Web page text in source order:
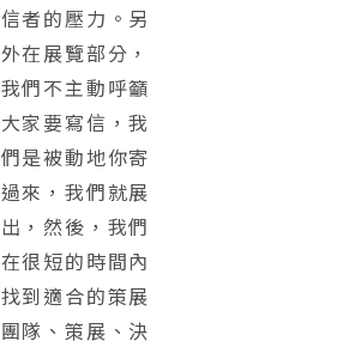
信者的壓力。另
外在展覽部分，
我們不主動呼籲
大家要寫信，我
們是被動地你寄
過來，我們就展
出，然後，我們
在很短的時間內
找到適合的策展
團隊、策展、決